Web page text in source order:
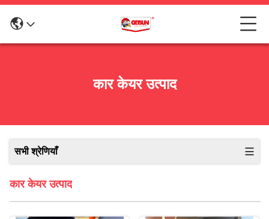
कार केयर उत्पाद
सभी श्रेणियाँ
कार केयर उत्पाद